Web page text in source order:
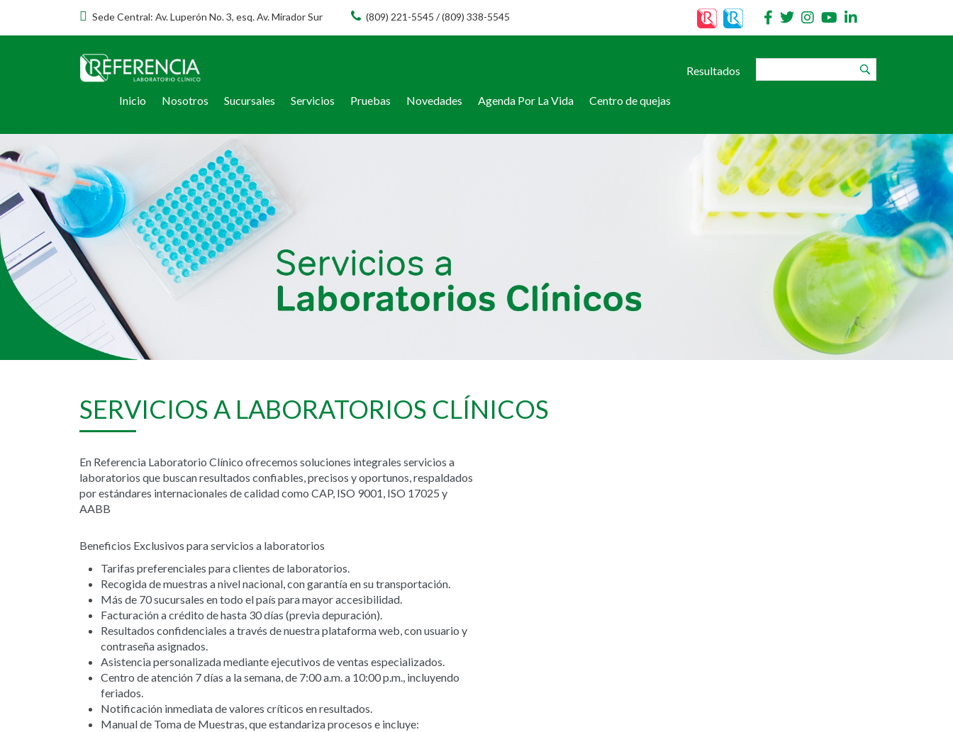
Sede Central: Av. Luperón No. 3, esq. Av. Mirador Sur (809) 221-5545 / (809) 338-5545
Resultados
Inicio Nosotros Sucursales Servicios Pruebas Novedades Agenda Por La Vida Centro de quejas
SERVICIOS A LABORATORIOS CLÍNICOS
En Referencia Laboratorio Clínico ofrecemos soluciones integrales servicios a
laboratorios que buscan resultados confiables, precisos y oportunos, respaldados
por estándares internacionales de calidad como CAP, ISO 9001, ISO 17025 y
AABB
Beneficios Exclusivos para servicios a laboratorios
Tarifas preferenciales para clientes de laboratorios.
Recogida de muestras a nivel nacional, con garantía en su transportación.
Más de 70 sucursales en todo el país para mayor accesibilidad.
Facturación a crédito de hasta 30 días (previa depuración).
Resultados confidenciales a través de nuestra plataforma web, con usuario y
contraseña asignados.
Asistencia personalizada mediante ejecutivos de ventas especializados.
Centro de atención 7 días a la semana, de 7:00 a.m. a 10:00 p.m., incluyendo
feriados.
Notificación inmediata de valores críticos en resultados.
Manual de Toma de Muestras, que estandariza procesos e incluye: